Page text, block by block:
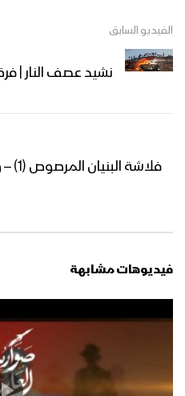
الفيديو السابق
نشيد عصف النار | فرقة
فلاشة
فيديوهات مشابهة